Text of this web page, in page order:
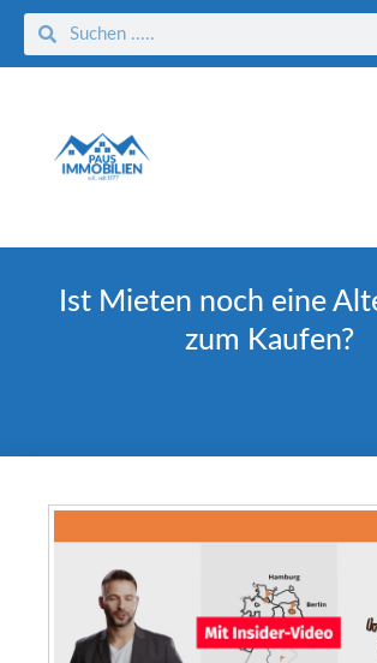
Ist Mieten noch eine
zum Kaufen?